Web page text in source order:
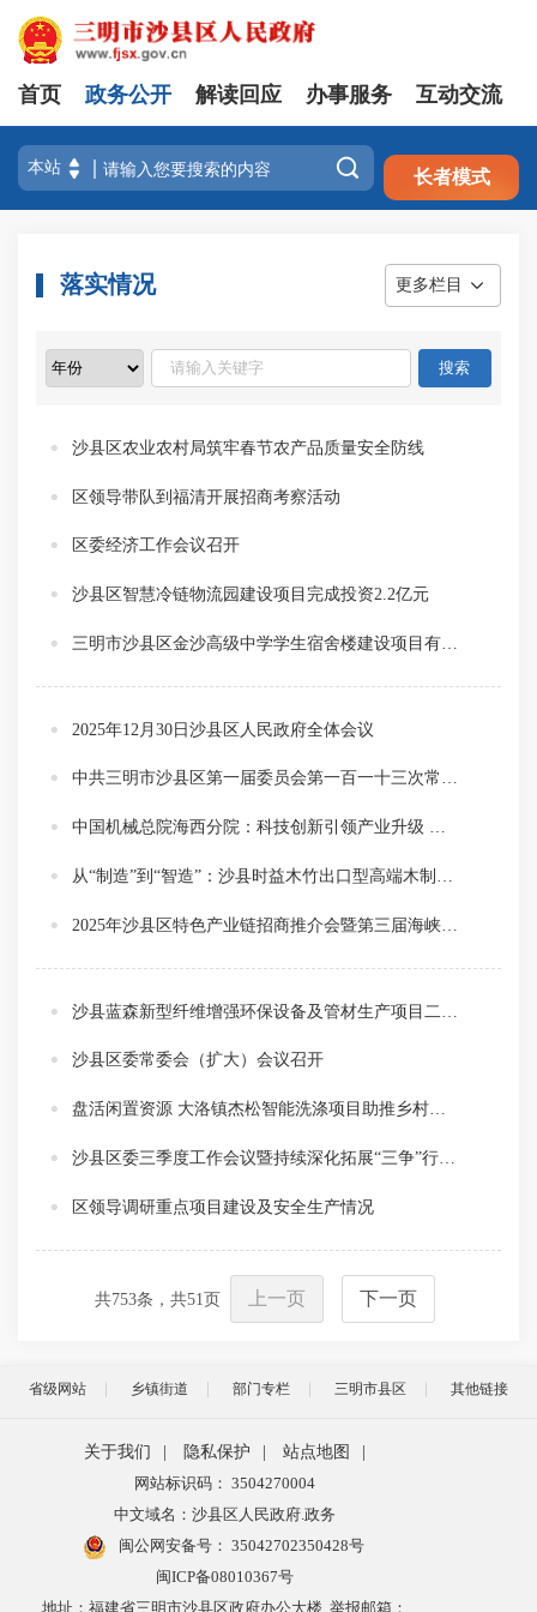
注册 登录
首页 政务公开 解读回应 办事服务 互动交流
 长者模式
落实情况 更多栏目
沙县区农业农村局筑牢春节农产品质量安全防线
区领导带队到福清开展招商考察活动
区委经济工作会议召开
沙县区智慧冷链物流园建设项目完成投资2.2亿元
2025年12月30日沙县区人民政府全体会议
中共三明市沙县区第一届委员会第一百一十三次常委会会议召开
中国机械总院海西分院：科技创新引领产业升级 液体静压技术实现国产化
从“制造”到“智造”：沙县时益木竹出口型高端木制品产业升级示范项目竣工投产
沙县区委常委会（扩大）会议召开
盘活闲置资源 大洛镇杰松智能洗涤项目助推乡村振兴
区领导调研重点项目建设及安全生产情况
共753条，共51页 上一页 下一页
省级网站 乡镇街道 部门专栏 三明市县区 其他链接
关于我们 | 隐私保护 | 站点地图
|
网站标识码： 3504270004
中文域名：沙县区人民政府.政务
闽公网安备号： 35042702350428号
闽ICP备08010367号
地址：福建省三明市沙县区政府办公大楼 举报邮箱：